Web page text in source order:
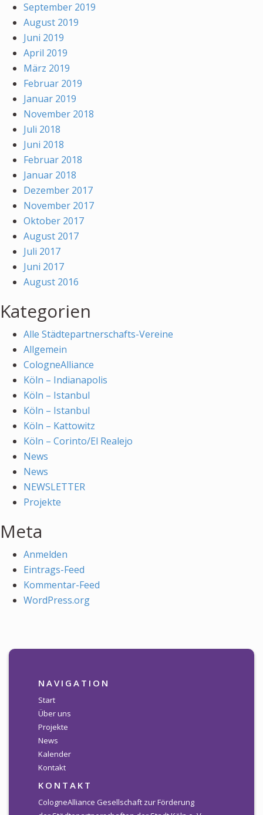
September 2019
August 2019
Juni 2019
April 2019
März 2019
Februar 2019
Januar 2019
November 2018
Juli 2018
Juni 2018
Februar 2018
Januar 2018
Dezember 2017
November 2017
Oktober 2017
August 2017
Juli 2017
Juni 2017
August 2016
Kategorien
Alle Städtepartnerschafts-Vereine
Allgemein
CologneAlliance
Köln – Indianapolis
Köln – Istanbul
Köln – Istanbul
Köln – Kattowitz
Köln – Corinto/El Realejo
News
News
NEWSLETTER
Projekte
Meta
Anmelden
Eintrags-Feed
Kommentar-Feed
WordPress.org
NAVIGATION
Start
Über uns
Projekte
News
Kalender
Kontakt
KONTAKT
CologneAlliance Gesellschaft zur Förderung